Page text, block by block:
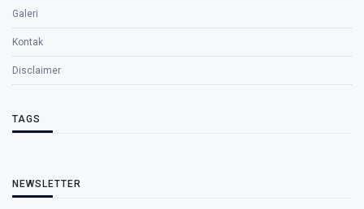
Galeri
Kontak
Disclaimer
TAGS
NEWSLETTER